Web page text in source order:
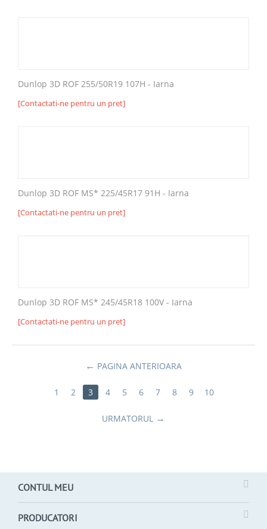
Dunlop 3D ROF 255/50R19 107H - Iarna
[Contactati-ne pentru un pret]
Dunlop 3D ROF MS* 225/45R17 91H - Iarna
[Contactati-ne pentru un pret]
Dunlop 3D ROF MS* 245/45R18 100V - Iarna
[Contactati-ne pentru un pret]
PAGINA ANTERIOARA
1 2 3 4 5 6 7 8 9 10
URMATORUL
CONTUL MEU
PRODUCATORI